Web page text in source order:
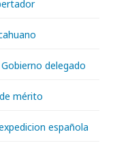
delegado
mérito
española